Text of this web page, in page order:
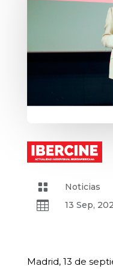
 Noticias
 13 Sep,
Madrid, 13 de